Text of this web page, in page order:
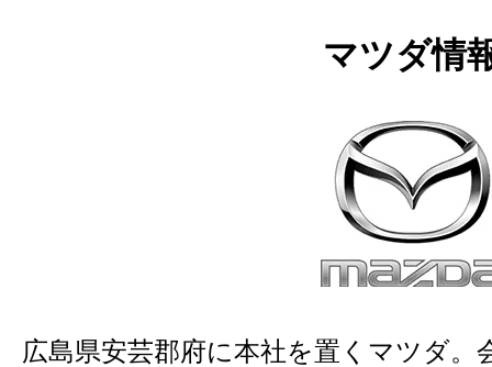
マツダ情
広島県安芸郡府に本社を置くマツダ。